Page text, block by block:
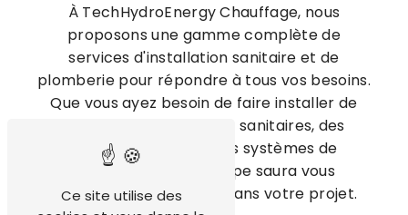
À TechHydroEnergy Chauffage, nous
proposons une gamme complète de
services d'installation sanitaire et de
plomberie pour répondre à tous vos besoins.
Que vous ayez besoin de faire installer de
nouveaux équipements sanitaires, des
conduites d'eau ou des systèmes de
chauffage, notre équipe saura vous
accompagner de A à Z dans votre projet.
Ce site utilise des